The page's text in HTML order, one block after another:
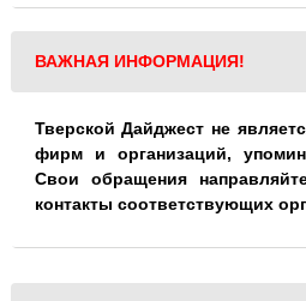
ВАЖНАЯ ИНФОРМАЦИЯ!
Тверской Дайджест не
фирм и организаций,
Свои обращения
контакты соответствующих